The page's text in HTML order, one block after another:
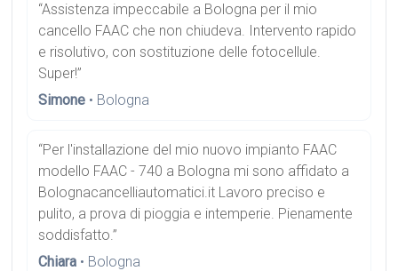
“Assistenza impeccabile a Bologna per il mio
cancello FAAC che non chiudeva. Intervento rapido
e risolutivo, con sostituzione delle fotocellule.
Super!”
Simone • Bologna
“Per l'installazione del mio nuovo impianto FAAC
modello FAAC - 740 a Bologna mi sono affidato a
Bolognacancelliautomatici.it Lavoro preciso e
pulito, a prova di pioggia e intemperie. Pienamente
soddisfatto.”
Chiara • Bologna